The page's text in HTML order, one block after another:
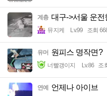
계층 대구->서울 운전
뮤지케 Lv.99 조회
유머 원피스 명작면?
너빨갱이지 Lv.86 조
연예 언제나 아이브